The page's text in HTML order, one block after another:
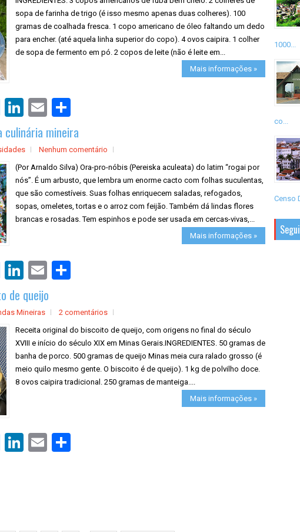
sopa de farinha de trigo (é isso mesmo apenas duas colheres). 100
gramas de coalhada fresca. 1 copo americano de óleo faltando um dedo
para encher. (até aquela linha superior do copo). 4 ovos caipira. 1 colher
de sopa de fermento em pó. 2 copos de leite (não é leite em...
Mais informações »
r
e
culinária mineira
Nenhum comentário
(Por Arnaldo Silva) Ora-pro-nóbis (Pereiska aculeata) do latim “rogai por
nós”. É um arbusto, que lembra um enorme cacto com folhas suculentas,
que são comestíveis. Suas folhas enriquecem saladas, refogados,
sopas, omeletes, tortas e o arroz com feijão. Também dá lindas flores
brancas e rosadas. Tem espinhos e pode ser usada em cercas-vivas,...
Mais informações »
de queijo
Mineiras
2 comentários
Receita original do biscoito de queijo, com origens no final do século
XVIII e início do século XIX em Minas Gerais.INGREDIENTES. 50 gramas de
banha de porco. 500 gramas de queijo Minas meia cura ralado grosso (é
meio quilo mesmo gente. O biscoito é de queijo). 1 kg de polvilho doce.
8 ovos caipira tradicional. 250 gramas de manteiga....
Mais informações »
1000...
co...
Censo